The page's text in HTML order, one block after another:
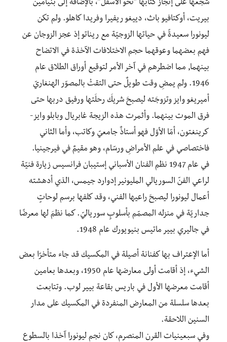
شجعها على إنجاز كتابها “نحو الأسفل”، بالإضافة إلى بنيامين
بيريت، أوكتافيو باث، دييغو ريفيرا وفريدا كاهلو. ولم تكن
ليونورا سعيدةً في حياتها الزوجيّة مع ريناتو إذ عجز الزوجان عن
فهم بعضهما وعوقهما حجم الاختلافات الآخذة في الاتضاح
بينهما, مما اضطرهم في آخر الأمر لتوقيع أوراق الطلاق عام
1946. ولم يمضِ وقت طويلٌ حتى التقتْ بالمصوّر الهنغاريّ
أميريغو وايز وتزوجَته ليصبحَ شريكَ رحلَتها ورفيق دربها حتى
فرق الموت بينهما. وأثمرت هذه الزيجة غابريال وبابلو وايز-
كرينغتون، أمّا الأوّل فهو أستاذٌ جامعيّ وكاتب، وأما الثاني
فاختصاصي في علم الأمراضِ ورسّام، وهو مقيمٌ في فيرجينيا.
في عام 1947 نظم الفنان الأسباني إستيبان فرانسيس زيارة فنيّة
لراعي الفنّ السوريالي المليونير إدوارد جيمس، الذي أدهشته
أعمال ليونورا ليصبحَ راعيها الفني، وقد كلفها برسم لوحاتٍ
جداريّة في منزله المصمّم بأسلوبٍ سورياليّ. كما نظمَ لها معرضًا
في جاليري بيير ماتيس بنيويورك عام 1948.
أما الإعتراف بها كفنانة أصيلة في المكسيك قد جاء متأخرًا بعض
الشيء، إذ أقامت أولى معارضها عام 1950، وبعدها بعامين
أقامت معرضها الأول في باريس بقاعة بيير لوب. وتتابعت
بعدها سلسلة من المعارض المنفردة في المكسيك على مدار
السنين اللاحقة.
وفي سبعينيات القرن المنصرم، كان نجم ليونورا آخذا بالسطوع